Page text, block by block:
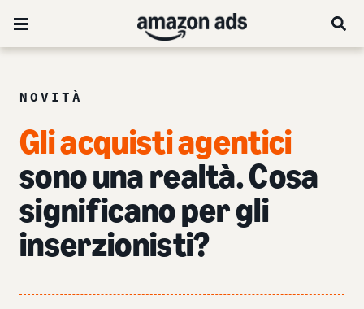
NOVITÀ
Gli acquisti agentici
sono una realtà. Cosa
significano per gli
inserzionisti?